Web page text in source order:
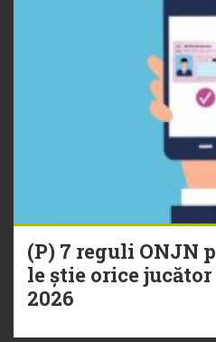
(P) 7 reguli ONJN
le știe orice
2026